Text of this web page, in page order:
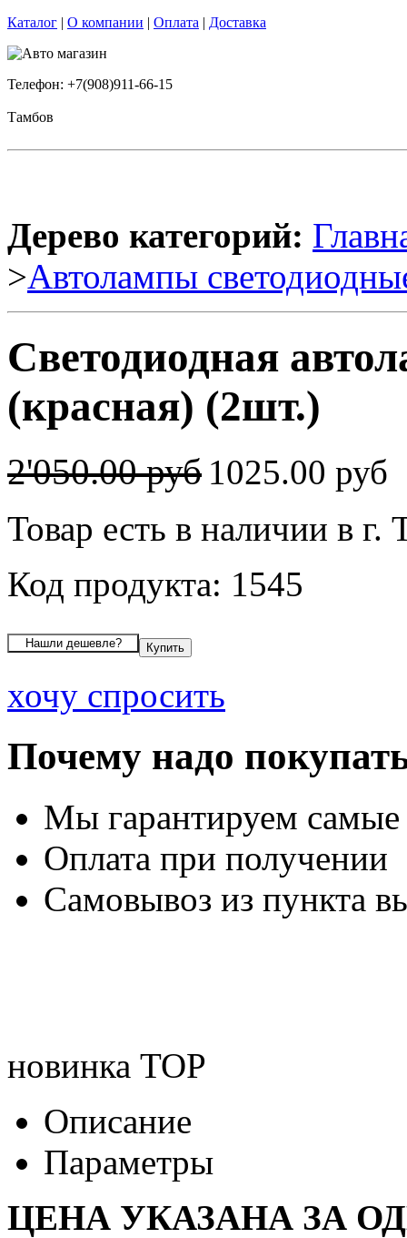
Каталог | О компании | Оплата | Доставка
Телефон: +7(908)911-66-15
Тамбов
Дерево категорий:
>Автолампы
Светодиодная
(красная) (2шт.)
2'050.00 руб 1025.00 руб
Товар есть в наличии в г.
Код продукта: 1545
хочу спросить
Почему надо
Мы гарантируем
Оплата при получении
Самовывоз из пункта
новинка TOP
Описание
Параметры
ЦЕНА УКАЗАНА ЗА